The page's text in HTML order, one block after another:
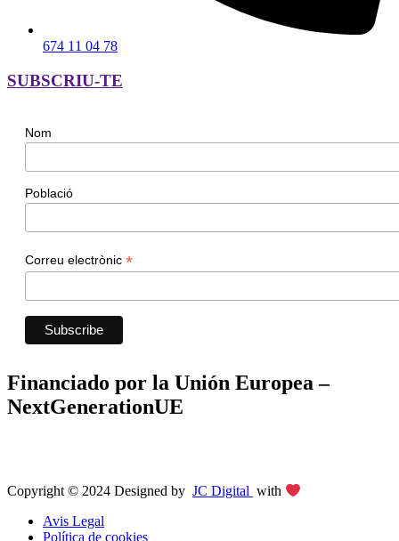
674 11 04 78
SUBSCRIU-TE
Nom
Població
Correu electrònic *
Financiado por la Unión Europea –
NextGenerationUE
Copyright © 2024 Designed by JC Digital with
Avis Legal
Política de cookies